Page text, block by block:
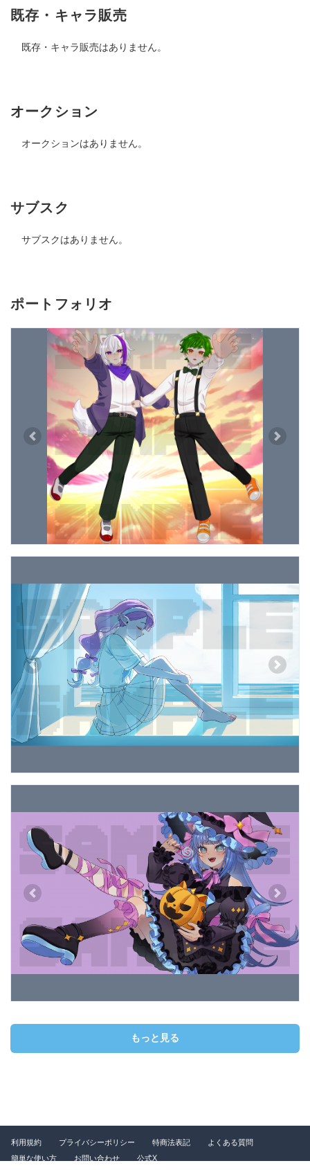
既存・キャラ販売
既存・キャラ販売はありません。
オークション
オークションはありません。
サブスク
サブスクはありません。
ポートフォリオ
Previous Next
Previous Next
Previous Next
もっと見る
利用規約 プライバシーポリシー 特商法表記
よくある質問
簡単な使い方
お問い合わせ 公式X